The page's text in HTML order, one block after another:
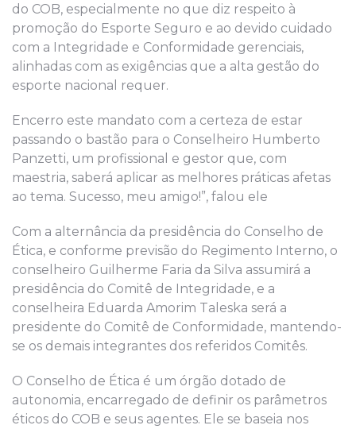
do COB, especialmente no que diz respeito à
promoção do Esporte Seguro e ao devido cuidado
com a Integridade e Conformidade gerenciais,
alinhadas com as exigências que a alta gestão do
esporte nacional requer.
Encerro este mandato com a certeza de estar
passando o bastão para o Conselheiro Humberto
Panzetti, um profissional e gestor que, com
maestria, saberá aplicar as melhores práticas afetas
ao tema. Sucesso, meu amigo!”, falou ele
Com a alternância da presidência do Conselho de
Ética, e conforme previsão do Regimento Interno, o
conselheiro Guilherme Faria da Silva assumirá a
presidência do Comitê de Integridade, e a
conselheira Eduarda Amorim Taleska será a
presidente do Comitê de Conformidade, mantendo-
se os demais integrantes dos referidos Comitês.
O Conselho de Ética é um órgão dotado de
autonomia, encarregado de definir os parâmetros
éticos do COB e seus agentes. Ele se baseia nos